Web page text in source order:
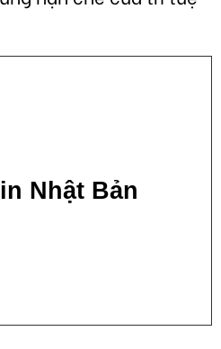
Nhật Bản